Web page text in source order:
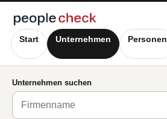
Start Unternehmen Personen
Unternehmen suchen